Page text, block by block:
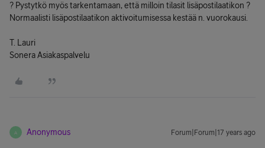
? Pystytkö myös tarkentamaan, että milloin tilasit lisäpostilaatikon ?
Normaalisti lisäpostilaatikon aktivoitumisessa kestää n. vuorokausi.
T. Lauri
Sonera Asiakaspalvelu
A Anonymous Forum|Forum|17 years ago